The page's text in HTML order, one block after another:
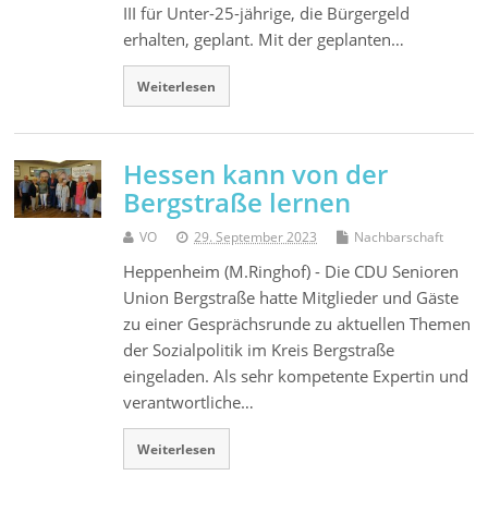
III für Unter-25-jährige, die Bürgergeld
erhalten, geplant. Mit der geplanten…
Weiterlesen
Hessen kann von der
Bergstraße lernen
VO 29. September 2023 Nachbarschaft
Heppenheim (M.Ringhof) - Die CDU Senioren
Union Bergstraße hatte Mitglieder und Gäste
zu einer Gesprächsrunde zu aktuellen Themen
der Sozialpolitik im Kreis Bergstraße
eingeladen. Als sehr kompetente Expertin und
verantwortliche…
Weiterlesen